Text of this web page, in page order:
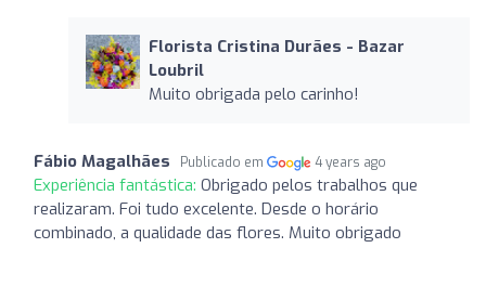
Florista Cristina Durães - Bazar
Loubril
Muito obrigada pelo carinho!
Fábio Magalhães Publicado em 4 years ago
Experiência fantástica: Obrigado pelos trabalhos que
realizaram. Foi tudo excelente. Desde o horário
combinado, a qualidade das flores. Muito obrigado